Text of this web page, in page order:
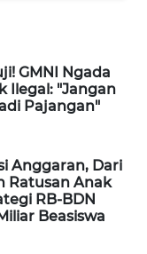
GMNI Ngada
Ilegal: "Jangan
Pajangan"
Anggaran, Dari
Ratusan Anak
RB-BDN
Beasiswa